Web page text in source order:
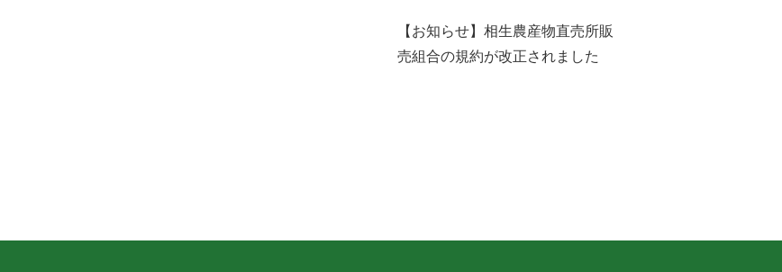
【お知らせ】相生農産物直売所販
売組合の規約が改正されました